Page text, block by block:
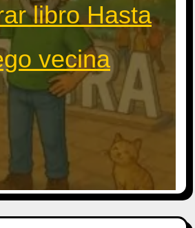
libro Hasta
vecina